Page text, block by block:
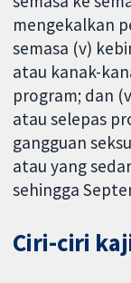
mengekalkan
semasa (v)
atau kanak-
program; dan
atau selepas
gangguan
atau yang
sehingga
Ciri-ciri